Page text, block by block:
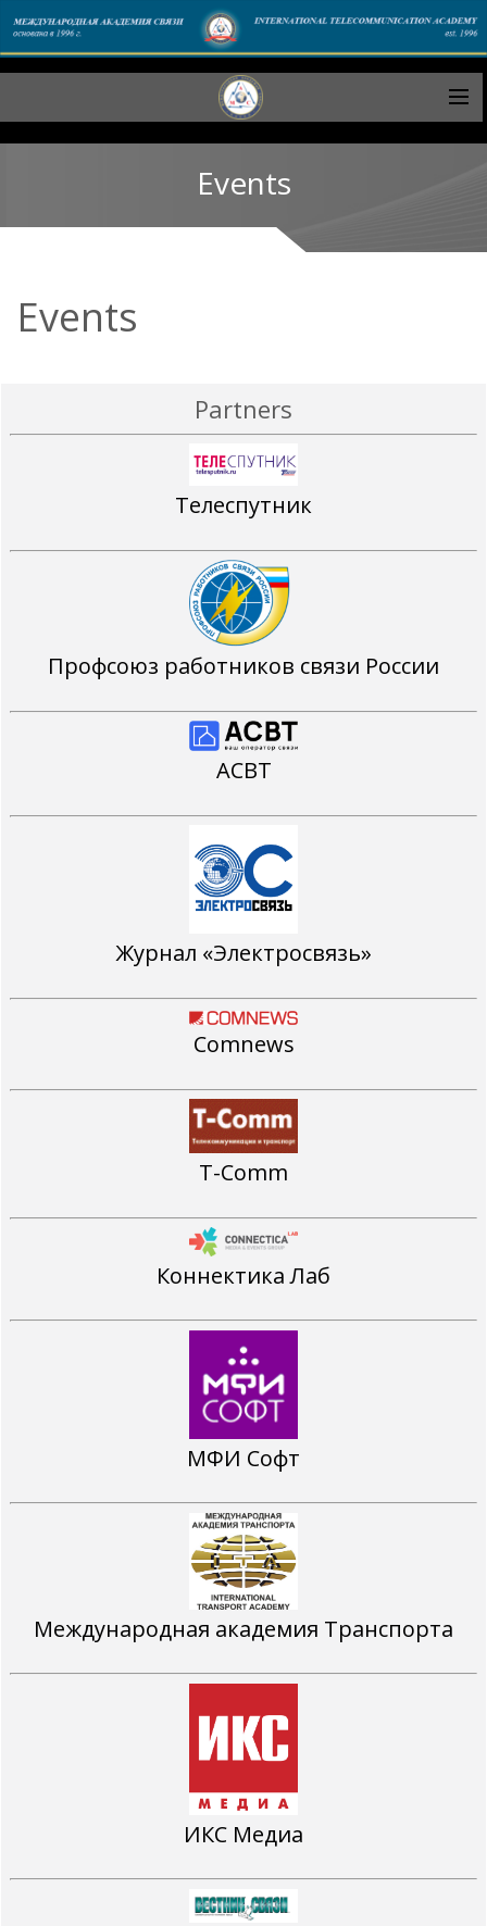
Events
Events
Partners
Телеспутник
Профсоюз работников связи России
АСВТ
Журнал «Электросвязь»
Comnews
T-Comm
Коннектика Лаб
МФИ Софт
Международная академия Транспорта
ИКС Медиа